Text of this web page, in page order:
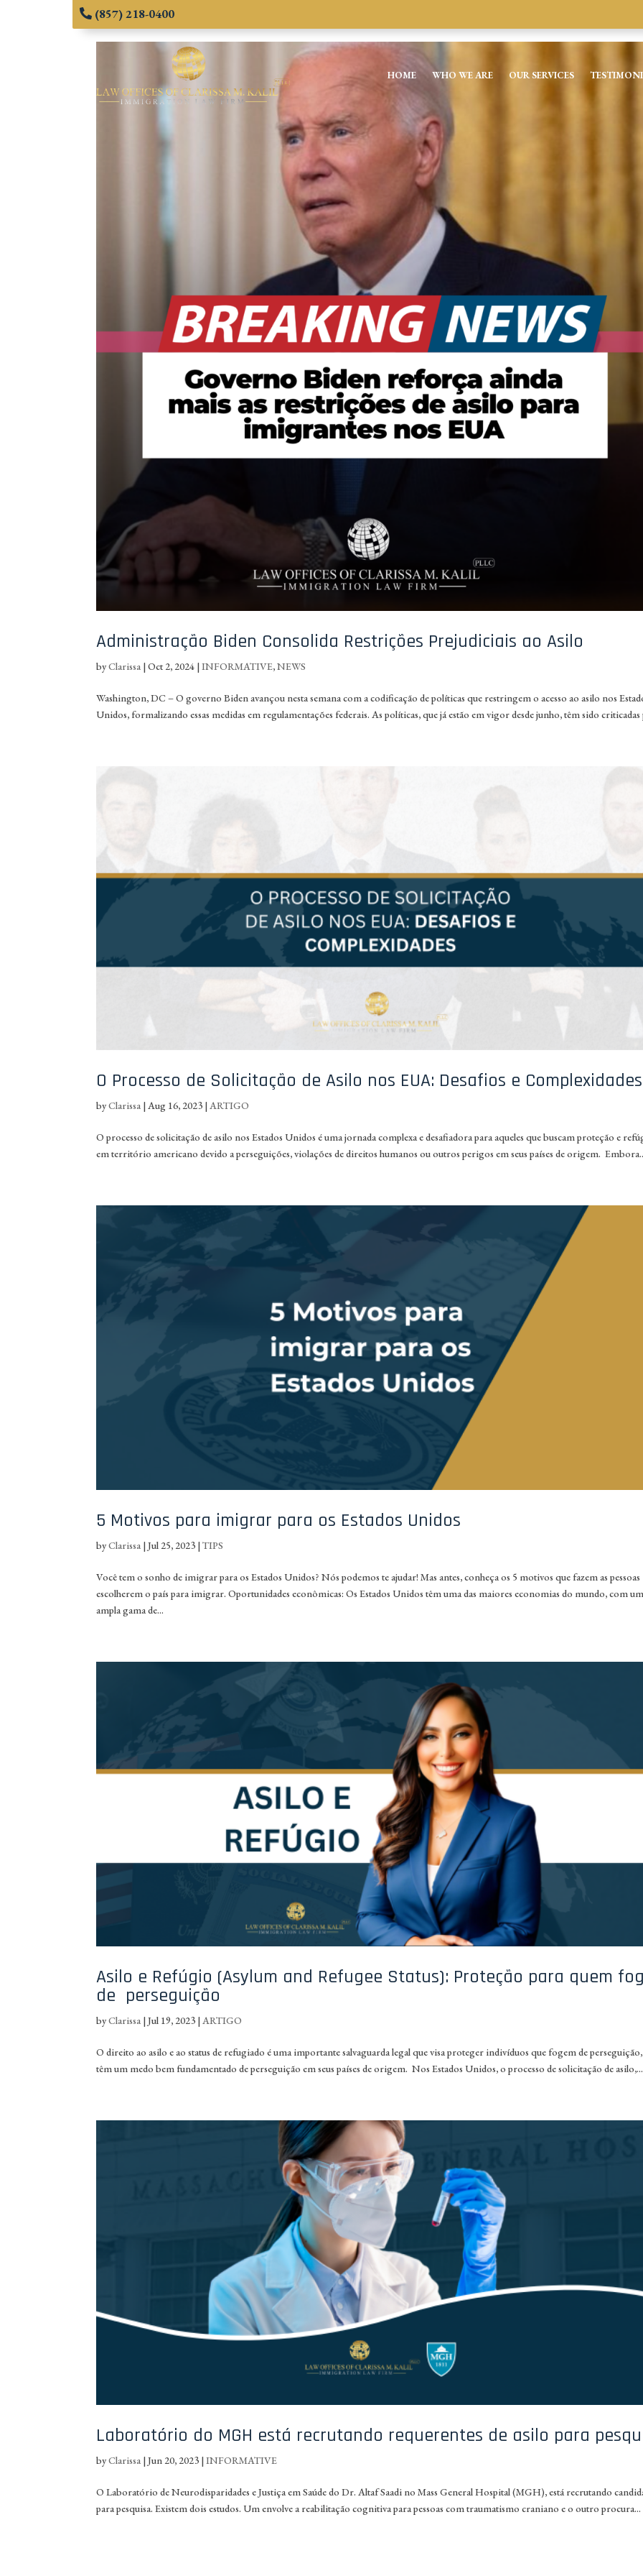
(857) 218-0400
HOME WHO WE ARE OUR SERVICES
Administração Biden Consolida Restrições Prejudiciais ao Asilo
byClarissa |Oct 2, 2024 |INFORMATIVE,NEWS
Washington, DC – O governo Biden avançou nesta semana com a codificação de políticas que restringem o acesso ao asilo nos
Unidos, formalizando essas medidas em regulamentações federais. As políticas, que já estão em vigor desde junho, têm sido
O Processo de Solicitação de Asilo nos EUA: Desafios e Complexidades
byClarissa |Aug 16, 2023 |ARTIGO
O processo de solicitação de asilo nos Estados Unidos é uma jornada complexa e desafiadora para aqueles que buscam proteção e
em território americano devido a perseguições, violações de direitos humanos ou outros perigos em seus países de origem.
5 Motivos para imigrar para os Estados Unidos
byClarissa |Jul 25, 2023 |TIPS
Você tem o sonho de imigrar para os Estados Unidos? Nós podemos te ajudar! Mas antes, conheça os 5 motivos que fazem as pessoas
escolherem o país para imigrar. Oportunidades econômicas: Os Estados Unidos têm uma das maiores economias do mundo, com
ampla gama de...
Asilo e Refúgio (Asylum and Refugee Status): Proteção para quem
de perseguição
byClarissa |Jul 19, 2023 |ARTIGO
O direito ao asilo e ao status de refugiado é uma importante salvaguarda legal que visa proteger indivíduos que fogem de
têm um medo bem fundamentado de perseguição em seus países de origem. Nos Estados Unidos, o processo de solicitação de asilo,...
Laboratório do MGH está recrutando requerentes de asilo para
byClarissa |Jun 20, 2023 |INFORMATIVE
O Laboratório de Neurodisparidades e Justiça em Saúde do Dr. Altaf Saadi no Mass General Hospital (MGH), está recrutando
para pesquisa. Existem dois estudos. Um envolve a reabilitação cognitiva para pessoas com traumatismo craniano e o outro procura...